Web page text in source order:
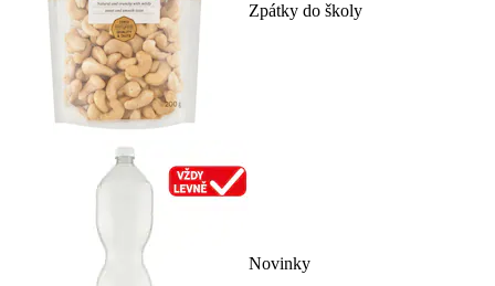
Zpátky do školy
Novinky